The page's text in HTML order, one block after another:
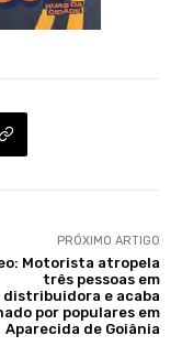
PRÓXIMO ARTIGO
Motorista atropela
três pessoas em
distribuidora e acaba
por populares em
Aparecida de Goiânia